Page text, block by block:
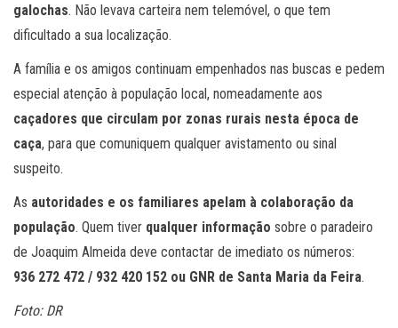
galochas. Não levava carteira nem telemóvel, o que tem
dificultado a sua localização.
A família e os amigos continuam empenhados nas buscas e pedem
especial atenção à população local, nomeadamente aos
caçadores que circulam por zonas rurais nesta época de
caça, para que comuniquem qualquer avistamento ou sinal
suspeito.
As autoridades e os familiares apelam à colaboração da
população. Quem tiver qualquer informação sobre o paradeiro
de Joaquim Almeida deve contactar de imediato os números:
936 272 472 / 932 420 152 ou GNR de Santa Maria da Feira.
Foto: DR